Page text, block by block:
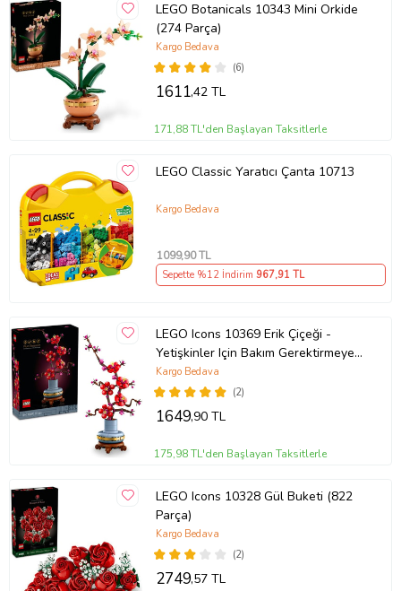
LEGO Botanicals 10343 Mini Orkide
(274 Parça)
(6)
Kargo Bedava
1611,42 TL
171,88 TL'den Başlayan Taksitlerle
LEGO Classic Yaratıcı Çanta 10713
Kargo Bedava
1099,90 TL
Sepette %12 İndirim 967,91 TL
LEGO Icons 10369 Erik Çiçeği -
Yetişkinler Için Bakım Gerektirmeyen
Dekoratif Bitki Yapım Seti (327
Parça)
(2)
Kargo Bedava
1649,90 TL
175,98 TL'den Başlayan Taksitlerle
LEGO Icons 10328 Gül Buketi (822
Parça)
(2)
Kargo Bedava
2749,57 TL